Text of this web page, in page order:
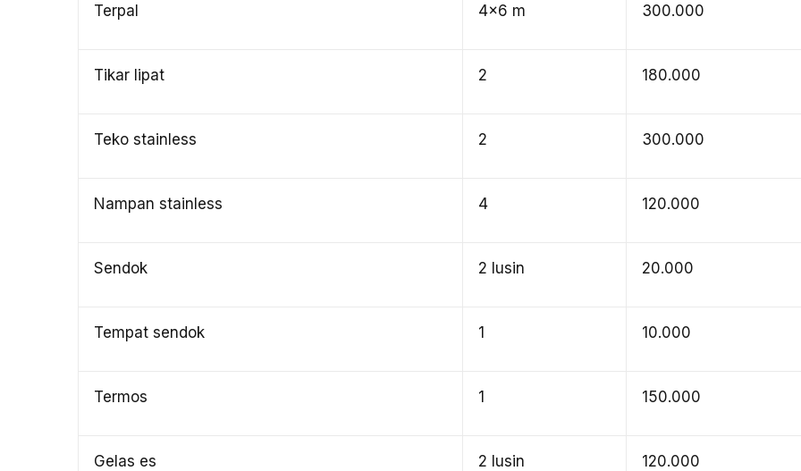
Terpal 4×6 m 300.000
Tikar lipat 2 180.000
Teko stainless 2 300.000
Nampan stainless 4 120.000
Sendok 2 lusin 20.000
Tempat sendok 1 10.000
Termos 1 150.000
Gelas es 2 lusin 120.000